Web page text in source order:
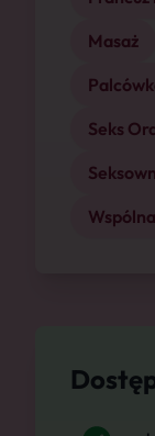
Masaż
Seks